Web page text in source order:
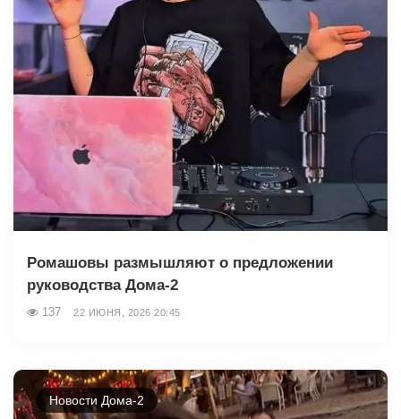
Ромашовы размышляют о предложении
руководства Дома-2
137 22 ИЮНЯ, 2026 20:45
Новости Дома-2